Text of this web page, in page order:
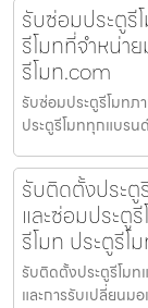
รับซ่อมประตูรี
รีโมทที่จำหน่า
รีโมท.com
รับซ่อมประตูรีโมทภ
ประตูรีโมททุกแบร
รับติดตั้งประตู
และซ่อมประตู
รีโมท ประตูรีโ
รับติดตั้งประตูรีโมท
และการรับเปลี่ยนม